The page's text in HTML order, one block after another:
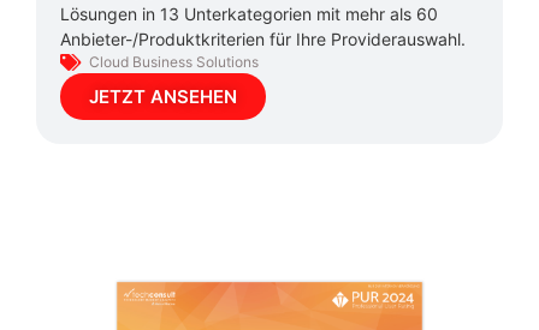
Lösungen in 13 Unterkategorien mit mehr als 60
Anbieter-/Produktkriterien für Ihre Providerauswahl.
Cloud Business Solutions
JETZT ANSEHEN